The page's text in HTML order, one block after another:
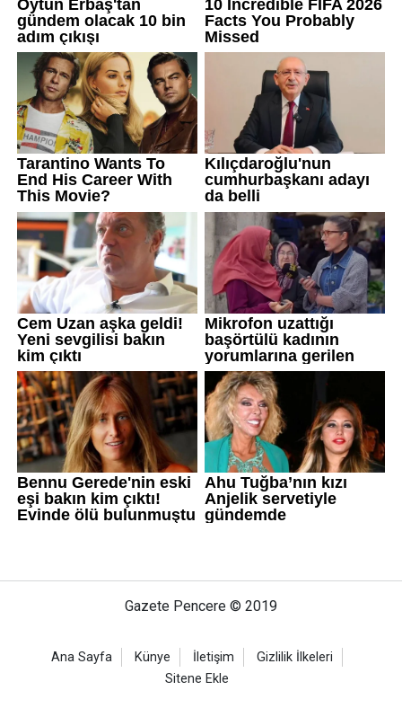
Gazete Pencere © 2019
Ana Sayfa Künye İletişim
Gizlilik İlkeleri
Sitene Ekle